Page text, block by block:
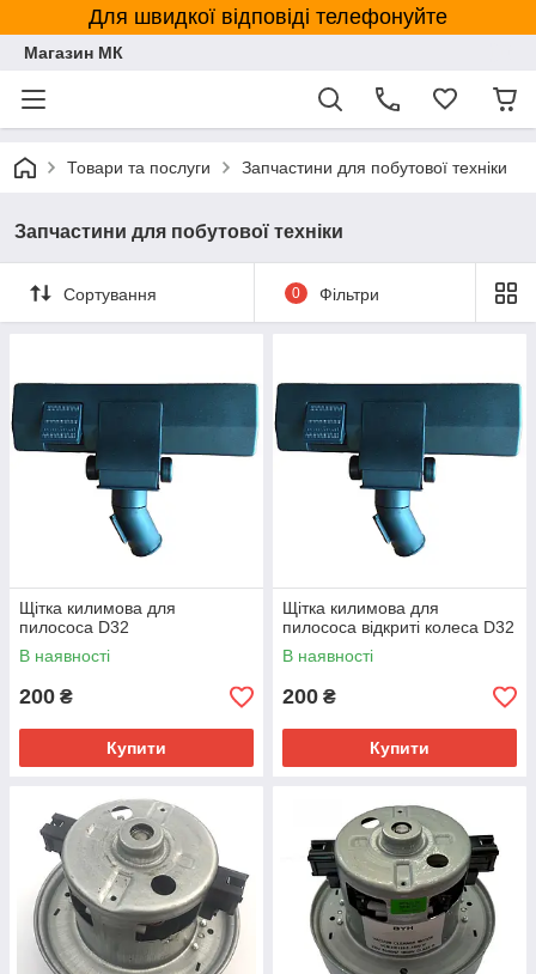
Для швидкої відповіді телефонуйте
Магазин МК
Товари та послуги Запчастини для побутової техніки
Запчастини для побутової техніки
Сортування 0 Фільтри
Щітка килимова для
пилососа D32
В наявності
200 ₴
Купити
Щітка килимова для
пилососа відкриті колеса D32
В наявності
200 ₴
Купити